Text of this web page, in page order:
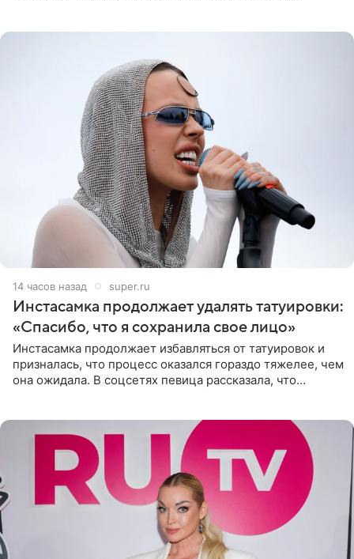
14 часов назад super.ru
Инстасамка продолжает удалять татуировки:
«Спасибо, что я сохранила свое лицо»
Инстасамка продолжает избавляться от татуировок и
призналась, что процесс оказался гораздо тяжелее, чем
она ожидала. В соцсетях певица рассказала, что